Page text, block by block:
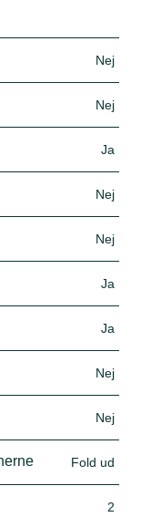
Nej
Nej
Ja
Nej
Nej
Ja
Ja
Nej
Nej
Fold ud
2